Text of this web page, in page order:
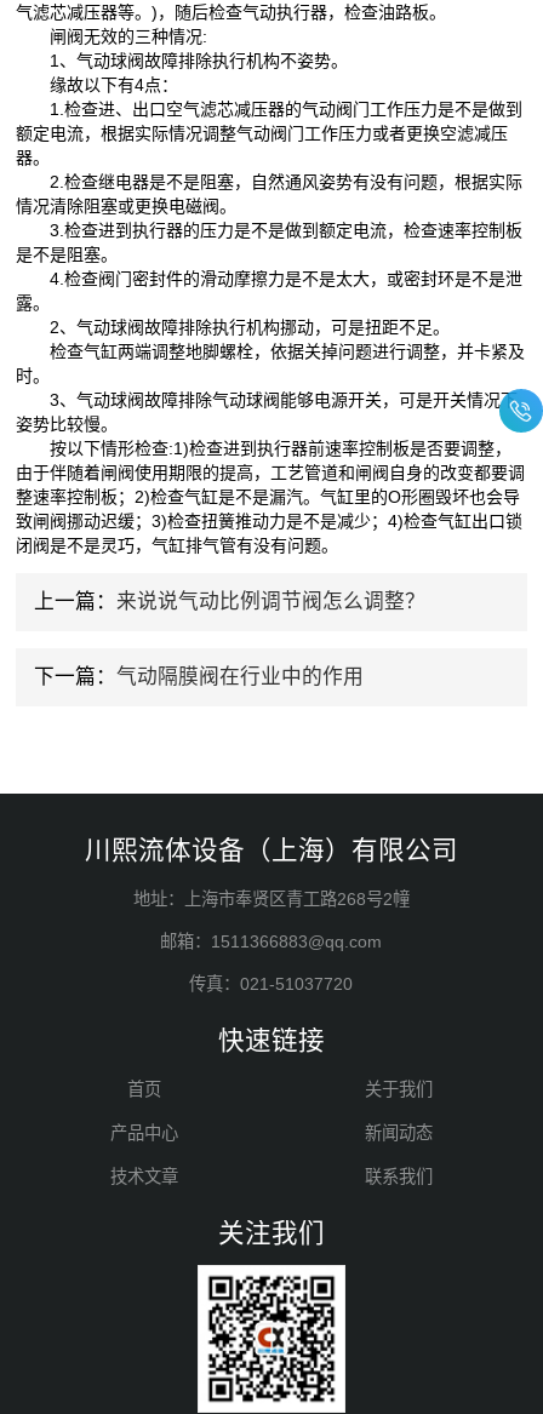
气滤芯减压器等。)，随后检查气动执行器，检查油路板。
闸阀无效的三种情况:
1、气动球阀故障排除执行机构不姿势。
缘故以下有4点：
1.检查进、出口空气滤芯减压器的气动阀门工作压力是不是做到
额定电流，根据实际情况调整气动阀门工作压力或者更换空滤减压
器。
2.检查继电器是不是阻塞，自然通风姿势有没有问题，根据实际
情况清除阻塞或更换电磁阀。
3.检查进到执行器的压力是不是做到额定电流，检查速率控制板
是不是阻塞。
4.检查阀门密封件的滑动摩擦力是不是太大，或密封环是不是泄
露。
2、气动球阀故障排除执行机构挪动，可是扭距不足。
检查气缸两端调整地脚螺栓，依据关掉问题进行调整，并卡紧及
时。
3、气动球阀故障排除气动球阀能够电源开关，可是开关情况下
姿势比较慢。
按以下情形检查:1)检查进到执行器前速率控制板是否要调整，
由于伴随着闸阀使用期限的提高，工艺管道和闸阀自身的改变都要调
整速率控制板；2)检查气缸是不是漏汽。气缸里的O形圈毁坏也会导
致闸阀挪动迟缓；3)检查扭簧推动力是不是减少；4)检查气缸出口锁
闭阀是不是灵巧，气缸排气管有没有问题。
上一篇： 来说说气动比例调节阀怎么调整？
下一篇： 气动隔膜阀在行业中的作用
川熙流体设备（上海）有限公司
地址：上海市奉贤区青工路268号2幢
邮箱：1511366883@qq.com
传真：021-51037720
快速链接
首页 关于我们
产品中心 新闻动态
技术文章 联系我们
关注我们